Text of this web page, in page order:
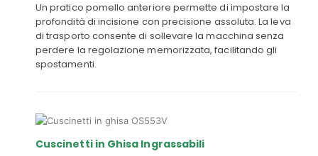
Un pratico pomello anteriore permette di impostare la
profondità di incisione con precisione assoluta. La leva
di trasporto consente di sollevare la macchina senza
perdere la regolazione memorizzata, facilitando gli
spostamenti.
Cuscinetti in Ghisa Ingrassabili